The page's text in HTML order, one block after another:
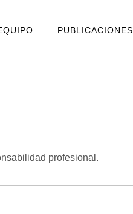
PUBLICACIONES
profesional.